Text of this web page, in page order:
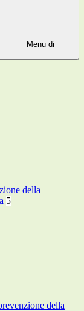
Menu di
della
5
della